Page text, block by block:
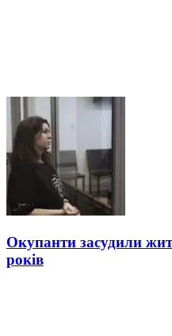
Окупанти засудили
років